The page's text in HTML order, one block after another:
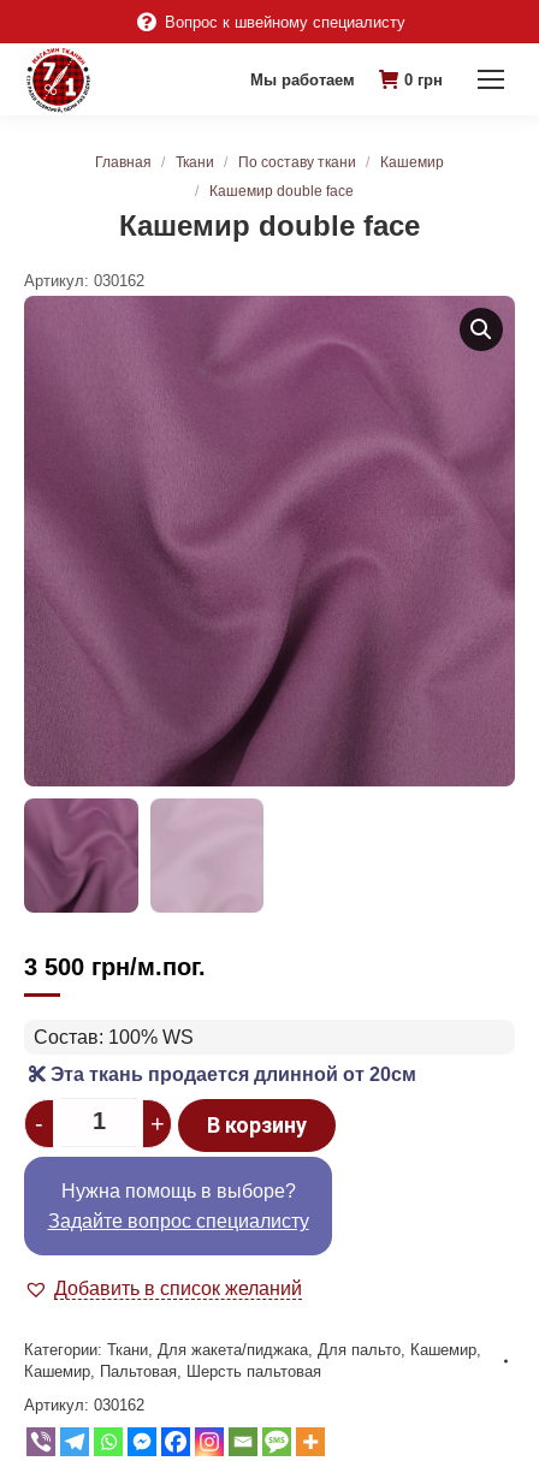
Вопрос к швейному специалисту
Мы работаем 0 грн
Кашемир double face
Вы здесь:Главная Ткани По составу ткани
Кашемир
Кашемир double face
Артикул: 030162
3 500 грн/м.пог.
Состав: 100% WS
Эта ткань продается длинной от 20см
Quantity
- + В корзину
Нужна помощь в выборе?
Задайте вопрос специалисту
Добавить в список желаний
Категории: Ткани Для жакета/пиджака Для пальто Кашемир
Кашемир Пальтовая Шерсть пальтовая
Артикул: 030162